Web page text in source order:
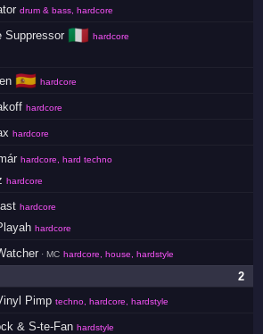
drum & bass, hardcore
Suppressor 🇮🇹 hardcore
🇪🇸 hardcore
hardcore
hardcore
hardcore, hard techno
hardcore
hardcore
hardcore
· MC hardcore, house, hardstyle
2
Pimp techno, hardcore, hardstyle
& S-te-Fan hardstyle